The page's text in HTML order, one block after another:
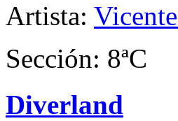
Artista:
Sección: 8ªC
Diverland